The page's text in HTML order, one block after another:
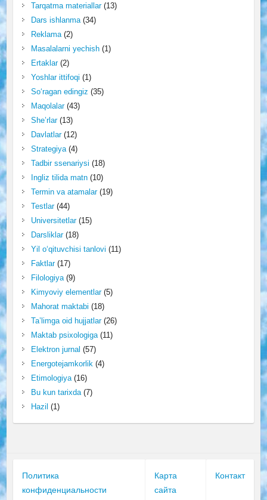
Tarqatma materiallar(13)
Dars ishlanma(34)
Reklama(2)
Masalalarni yechish(1)
Ertaklar(2)
Yoshlar ittifoqi (1)
So‘ragan edingiz (35)
Maqolalar(43)
She’rlar(13)
Davlatlar(12)
Strategiya(4)
Tadbir ssenariysi (18)
Ingliz tilida matn(10)
Termin va atamalar(19)
Testlar(44)
Universitetlar(15)
Darsliklar(18)
Yil o‘qituvchisi tanlovi (11)
Faktlar(17)
Filologiya(9)
Kimyoviy elementlar(5)
Mahorat maktabi (18)
Ta’limga oid hujjatlar(26)
Maktab psixologiga(11)
Elektron jurnal (57)
Energotejamkorlik (4)
Etimologiya(16)
Bu kun tarixda(7)
Hazil (1)
Политика
конфиденциальности
Карта
сайта
Контакт